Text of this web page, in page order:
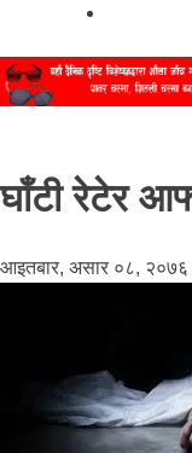
घाँटी रेटेर
आइतबार, असार ०८, २०७६